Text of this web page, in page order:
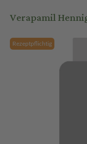
Verapamil
Rezeptpflichtig